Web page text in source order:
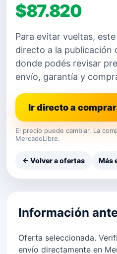
$87.820
Para evitar vueltas,
directo a la publicación
donde podés revisar
envío, garantía y
Ir directo a
El precio puede cambiar. La
MercadoLibre.
← Volver a ofertas Más
Información
Oferta seleccionada.
envío directamente en